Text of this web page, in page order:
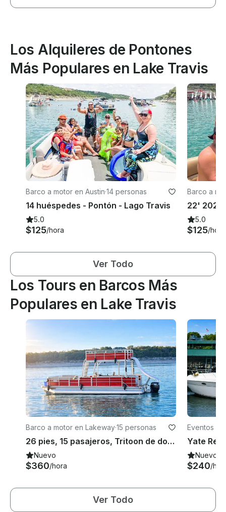
Los Alquileres de Pontones
Más Populares en Lake Travis
Barco a motor en Austin·14 personas
14 huéspedes - Pontón - Lago Travis
5.0
$125/hora
Barco a
22'
5.0
$125/hora
Ver Todo
Los Tours en Barcos Más
Populares en Lake Travis
Barco a motor en Lakeway·15 personas
26 pies, 15 pasajeros, Tritoon de dos pisos con tobogán
Nuevo
$360/hora
Eventos
Nuevo
$240/
Ver Todo